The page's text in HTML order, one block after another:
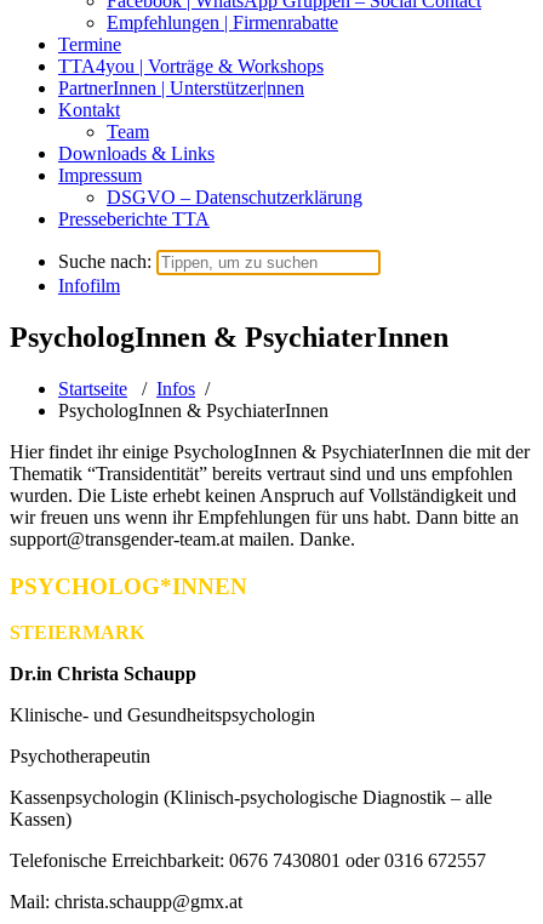
Empfehlungen | Firmenrabatte
Termine
TTA4you | Vorträge & Workshops
PartnerInnen | Unterstützer|nnen
Kontakt
Team
Downloads & Links
Impressum
DSGVO – Datenschutzerklärung
Presseberichte TTA
Suche nach:
Infofilm
PsychologInnen & PsychiaterInnen
Startseite / Infos /
PsychologInnen & PsychiaterInnen
Hier findet ihr einige PsychologInnen & PsychiaterInnen die mit der
Thematik “Transidentität” bereits vertraut sind und uns empfohlen
wurden. Die Liste erhebt keinen Anspruch auf Vollständigkeit und
wir freuen uns wenn ihr Empfehlungen für uns habt. Dann bitte an
support@transgender-team.at mailen. Danke.
PSYCHOLOG*INNEN
STEIERMARK
Dr.in Christa Schaupp
Klinische- und Gesundheitspsychologin
Psychotherapeutin
Kassenpsychologin (Klinisch-psychologische Diagnostik – alle
Kassen)
Telefonische Erreichbarkeit: 0676 7430801 oder 0316 672557
Mail: christa.schaupp@gmx.at